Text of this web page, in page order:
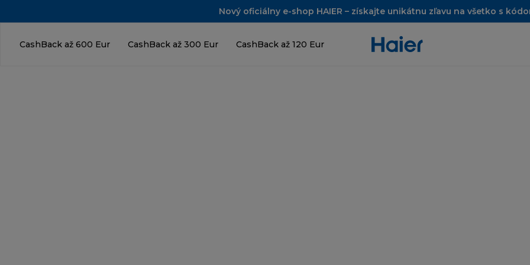
Nový oficiálny e-shop HAIER – získajte unikátnu zľavu na všetko s
CashBack až 600 Eur CashBack až 300 Eur CashBack až 120 Eur